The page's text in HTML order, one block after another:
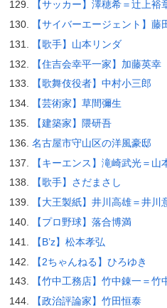
【サッカー】澤穂希＝辻上裕
【サイバーエージェント】藤
【歌手】山本リンダ
【住吉会幸平一家】加藤英幸
【歌舞伎役者】中村小三郎
【芸術家】草間彌生
【建築家】隈研吾
名古屋市守山区の洋風豪邸
【キーエンス】滝崎武光＝山
【歌手】さだまさし
【大王製紙】井川高雄＝井川
【プロ野球】落合博満
【B’z】松本孝弘
【2ちゃんねる】ひろゆき
【竹中工務店】竹中錬一＝竹
【政治評論家】竹田恒泰